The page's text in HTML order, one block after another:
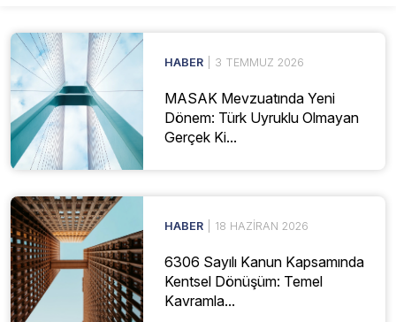
HABER | 3 TEMMUZ 2026
MASAK Mevzuatında Yeni
Dönem: Türk Uyruklu Olmayan
Gerçek Ki...
HABER | 18 HAZIRAN 2026
6306 Sayılı Kanun Kapsamında
Kentsel Dönüşüm: Temel
Kavramla...